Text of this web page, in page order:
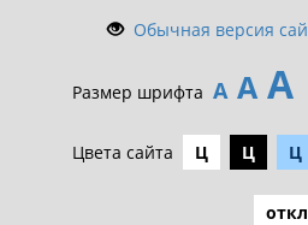
Обычная версия
Размер шрифта А А А
Цвета сайта Ц Ц Ц